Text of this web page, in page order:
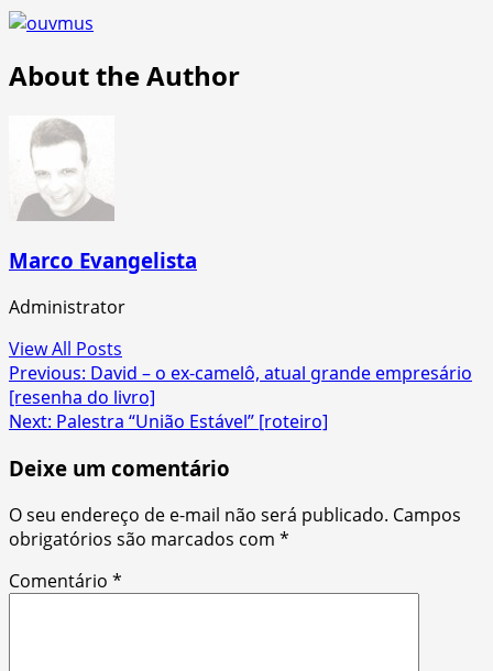
About the Author
Marco Evangelista
Administrator
View All Posts
Post
navigation
Previous: David – o ex-camelô, atual grande empresário
[resenha do livro]
Next: Palestra “União Estável” [roteiro]
Deixe um comentário
O seu endereço de e-mail não será publicado. Campos
obrigatórios são marcados com *
Comentário *